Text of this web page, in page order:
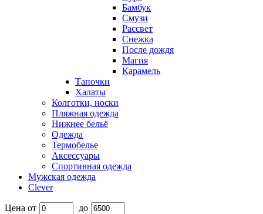
Бамбук
Смузи
Рассвет
Снежка
После дождя
Магия
Карамель
Тапочки
Халаты
Колготки, носки
Пляжная одежда
Нижнее бельё
Одежда
Термобелье
Аксессуары
Спортивная одежда
Мужская одежда
Clever
Цена от до